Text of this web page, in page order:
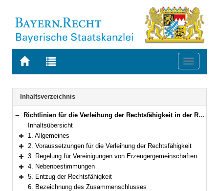
Zur
BAYERN.RECHT
Zur
letzten
Suche
Toggle
Navigation
Inhaltsverzeichnis
Bereich reduzieren
Richtlinien für die Verleihung der Rechtsfähigkeit in der Rechtsform des wirtschaftlichen Vereins nach an Erzeugergemeinschaften und Vereinigungen von Erzeugergemeinschaften im Sinn des und an Forstbetriebsgemeinschaften und Forstwirtschaftliche Vereinigungen im Sinn des Bundeswaldgesetzes
Inhaltsübersicht
Bereich erweitern
1. Allgemeines
Bereich erweitern
2. Voraussetzungen für die Verleihung der Rechtsfähigkeit
Bereich erweitern
3. Regelung für Vereinigungen von Erzeugergemeinschaften
Bereich erweitern
4. Nebenbestimmungen
Bereich erweitern
5. Entzug der Rechtsfähigkeit
6. Bezeichnung des Zusammenschlusses